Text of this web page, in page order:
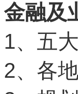
金融及
1、五
2、各